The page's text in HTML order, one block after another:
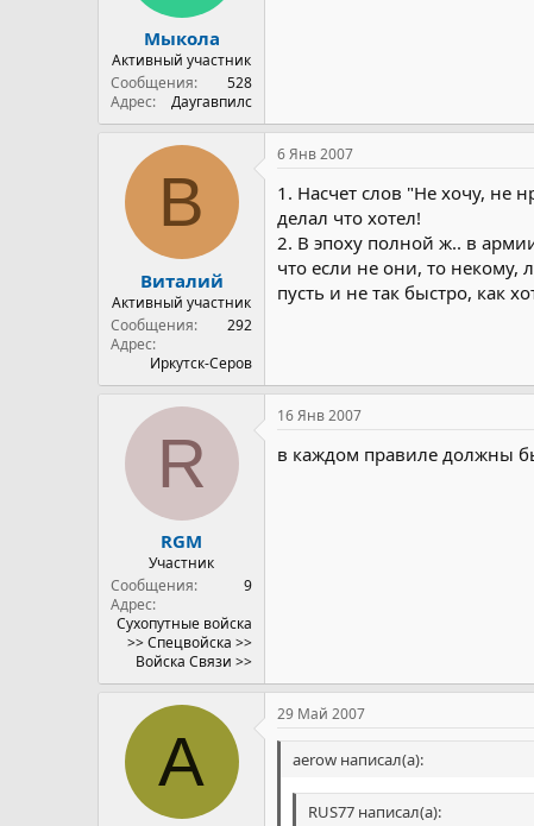
Мыкола
Активный участник
Сообщения
528
Адрес
Даугавпилс
В
Виталий
Активный участник
Сообщения
292
Адрес
Иркутск-Серов
6 Янв 2007
1. Насчет слов "Не хочу, не
делал что хотел!
2. В эпоху полной ж.. в
что если не они, то некому,
пусть и не так быстро, как
R
RGM
Участник
Сообщения
9
Адрес
Сухопутные войска
>> Спецвойска >>
Войска Связи >>
16 Янв 2007
в каждом правиле должны
A
29 Май 2007
aerow написал(а):
RUS77 написал(а):